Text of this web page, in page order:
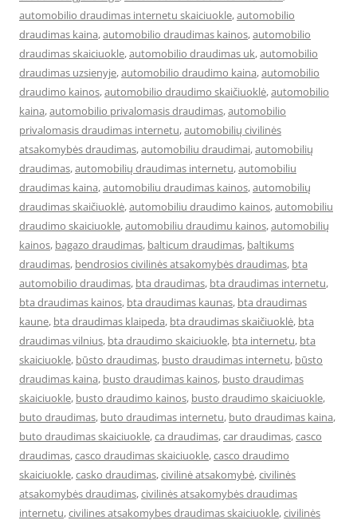
automobilio draudimas internetu skaiciuokle,automobilio
draudimas kaina,automobilio draudimas kainos,automobilio
draudimas skaiciuokle,automobilio draudimas uk,automobilio
draudimas uzsienyje,automobilio draudimo kaina,automobilio
draudimo kainos,automobilio draudimo skaičiuoklė,automobilio
kaina,automobilio privalomasis draudimas,automobilio
privalomasis draudimas internetu,automobilių civilinės
atsakomybės draudimas,automobiliu draudimai,automobilių
draudimas,automobilių draudimas internetu,automobiliu
draudimas kaina,automobiliu draudimas kainos,automobilių
draudimas skaičiuoklė,automobiliu draudimo kainos,automobiliu
draudimo skaiciuokle,automobiliu draudimu kainos,automobilių
kainos, bagazo draudimas, balticum draudimas, baltikums
draudimas, bendrosios civilinės atsakomybės draudimas, bta
automobilio draudimas, bta draudimas, bta draudimas internetu,
bta draudimas kainos, bta draudimas kaunas, bta draudimas
kaune, bta draudimas klaipeda, bta draudimas skaičiuoklė, bta
draudimas vilnius, bta draudimo skaiciuokle, bta internetu, bta
skaiciuokle, būsto draudimas, busto draudimas internetu, būsto
draudimas kaina, busto draudimas kainos, busto draudimas
skaiciuokle, busto draudimo kainos, busto draudimo skaiciuokle,
buto draudimas, buto draudimas internetu, buto draudimas kaina,
buto draudimas skaiciuokle,ca draudimas,car draudimas,casco
draudimas,casco draudimas skaiciuokle,casco draudimo
skaiciuokle,casko draudimas,civilinė atsakomybė,civilinės
atsakomybės draudimas,civilinės atsakomybės draudimas
internetu,civilines atsakomybes draudimas skaiciuokle,civilinės